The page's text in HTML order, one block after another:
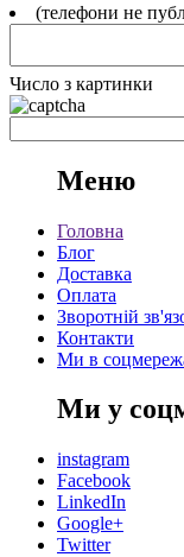
(телефони не
Число з картинки
Меню
Головна
Блог
Доставка
Оплата
Зворотній
Контакти
Ми в
Ми у
instagram
Facebook
LinkedIn
Google+
Twitter